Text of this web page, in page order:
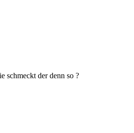
schmeckt der denn so ?